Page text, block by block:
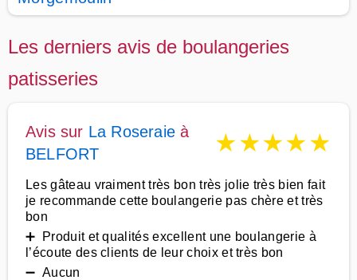
Les derniers avis de boulangeries
patisseries
Avis sur La Roseraie à
BELFORT
★★★★★
Les gâteau vraiment très bon très jolie très bien fait
je recommande cette boulangerie pas chère et très
bon
➕ Produit et qualités excellent une boulangerie à
l’écoute des clients de leur choix et très bon
➖ Aucun